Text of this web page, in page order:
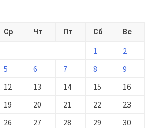
Ср Чт Пт Сб Вс
1
2
5 6 7 8
9
12 13 14 15
16
19 20 21 22
23
26 27 28 29
30